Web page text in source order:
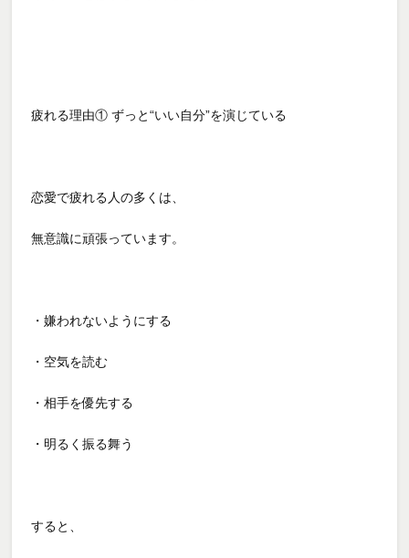
疲れる理由① ずっと“いい自分”を演じている
恋愛で疲れる人の多くは、
無意識に頑張っています。
・嫌われないようにする
・空気を読む
・相手を優先する
・明るく振る舞う
すると、